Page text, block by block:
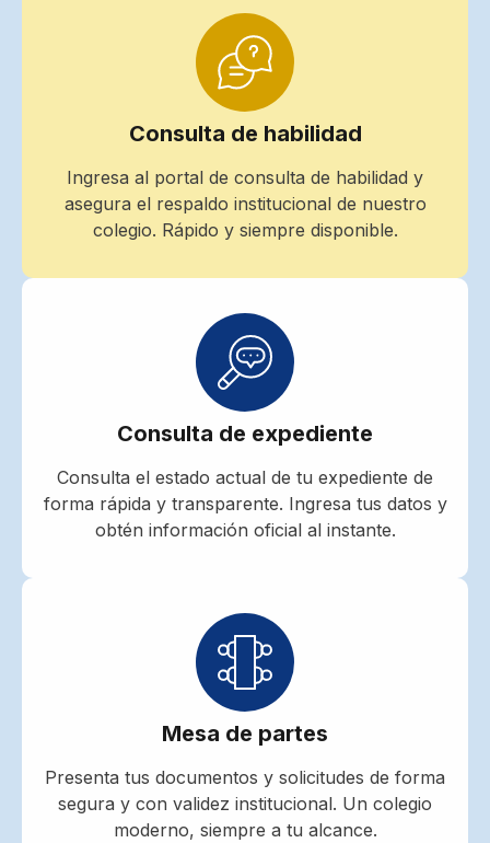
Consulta de habilidad
Ingresa al portal de consulta de habilidad y
asegura el respaldo institucional de nuestro
colegio. Rápido y siempre disponible.
Consulta de expediente
Consulta el estado actual de tu expediente de
forma rápida y transparente. Ingresa tus datos y
obtén información oficial al instante.
Mesa de partes
Presenta tus documentos y solicitudes de forma
segura y con validez institucional. Un colegio
moderno, siempre a tu alcance.